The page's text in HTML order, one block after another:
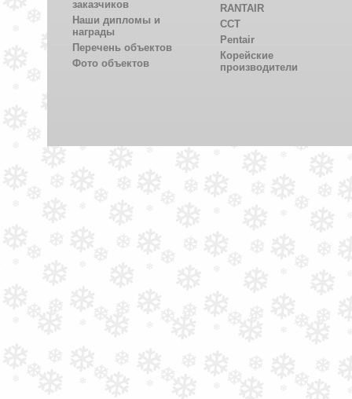
заказчиков
Наши дипломы и
награды
Перечень объектов
Фото объектов
RANTAIR
CCT
Pentair
Корейские
производители